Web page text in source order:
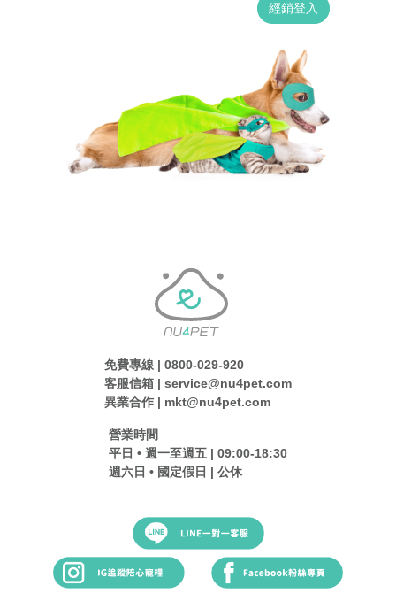
經銷登入
免費專線 | 0800-029-920
客服信箱 | service@nu4pet.com
異業合作 | mkt@nu4pet.com
營業時間
平日 • 週一至週五 | 09:00-18:30
週六日 • 國定假日 | 公休